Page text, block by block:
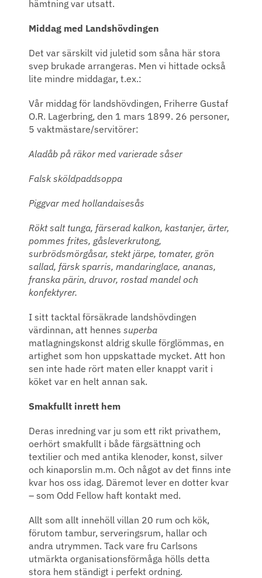
hämtning var utsatt.
Middag med Landshövdingen
Det var särskilt vid juletid som såna här stora
svep brukade arrangeras. Men vi hittade också
lite mindre middagar, t.ex.:
Vår middag för landshövdingen, Friherre Gustaf
O.R. Lagerbring, den 1 mars 1899. 26 personer,
5 vaktmästare/servitörer:
Aladåb på räkor med varierade såser
Falsk sköldpaddsoppa
Piggvar med hollandaisesås
Rökt salt tunga, färserad kalkon, kastanjer, ärter,
pommes frites, gåsleverkrutong,
surbrödsmörgåsar, stekt järpe, tomater, grön
sallad, färsk sparris, mandaringlace, ananas,
franska pärin, druvor, rostad mandel och
konfektyrer.
I sitt tacktal försäkrade landshövdingen
värdinnan, att hennessuperba
matlagningskonst aldrig skulle förglömmas, en
artighet som hon uppskattade mycket. Att hon
sen inte hade rört maten eller knappt varit i
köket var en helt annan sak.
Smakfullt inrett hem
Deras inredning var ju som ett rikt privathem,
oerhört smakfullt i både färgsättning och
textilier och med antika klenoder, konst, silver
och kinaporslin m.m. Och något av det finns inte
kvar hos oss idag. Däremot lever en dotter kvar
– som Odd Fellow haft kontakt med.
Allt som allt innehöll villan 20 rum och kök,
förutom tambur, serveringsrum, hallar och
andra utrymmen. Tack vare fru Carlsons
utmärkta organisationsförmåga hölls detta
stora hem ständigt i perfekt ordning.